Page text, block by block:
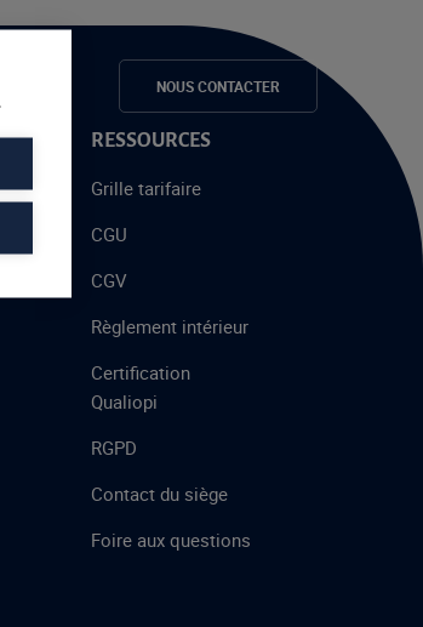
NOUS CONTACTER
RESSOURCES
Grille tarifaire
CGU
CGV
Règlement intérieur
Certification
Qualiopi
RGPD
Contact du siège
Foire aux questions